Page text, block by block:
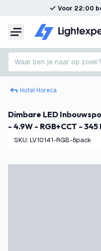
Voor 22:00
Menu
Waar ben je naar op zoek?
Hotel Horeca
Dimbare LED Inbouwspots - Wit - Dubbel - Rechthoek
- 4.9W - RGB+CCT -
SKU: LV10141-RGB-6pack